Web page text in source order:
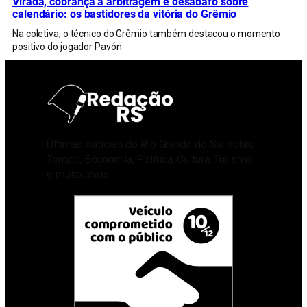
calendário: os bastidores da vitória do Grêmio
Na coletiva, o técnico do Grêmio também destacou o momento
positivo do jogador Pavón.